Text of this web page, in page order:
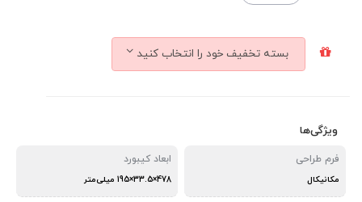
بسته تخفیف خود را انتخاب کنید
ویژگی‌ها
فرم طراحی
مکانیکال
ابعاد کیبورد
478×33.5×195 میلی‌متر